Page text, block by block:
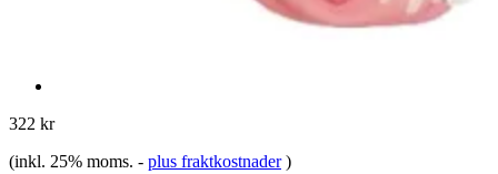
322 kr
(inkl. 25% moms. - plus fraktkostnader )